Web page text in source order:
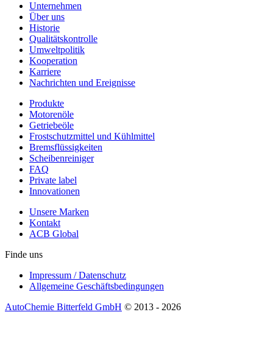
Unternehmen
Über uns
Historie
Qualitätskontrolle
Umweltpolitik
Kooperation
Karriere
Nachrichten und Ereignisse
Produkte
Motorenöle
Getriebeöle
Frostschutzmittel und Kühlmittel
Bremsflüssigkeiten
Scheibenreiniger
FAQ
Private label
Innovationen
Unsere Marken
Kontakt
ACB Global
Finde uns
Impressum / Datenschutz
Allgemeine Geschäftsbedingungen
AutoChemie Bitterfeld GmbH © 2013 - 2026